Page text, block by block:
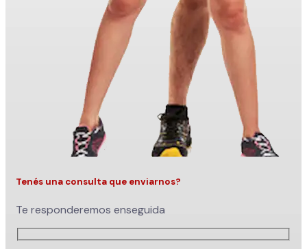
Tenés una consulta que enviarnos?
Te responderemos enseguida